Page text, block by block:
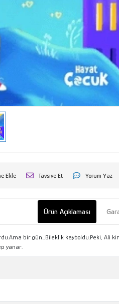
Ekle Tavsiye Et Yorum Yaz
Ürün Açıklaması
bir gün…Bileklik kayboldu.Peki,
yanar.